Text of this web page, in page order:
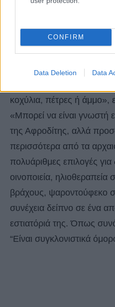
CONFIRM
Data Deletion Data
«αναδείχθηκε νικήτρια
επισκέπτες
τα γραφικά χωριά, τις
δεκάδες ειδυλλιακές
κοχύλια, πέτρες ή άμμο»,
«Μπορεί να είναι γνωστή
της Αφροδίτης, αλλά
περισσότερα από τα
πολυάριθμες επιλογές
οινοποιεία, ηλιοθεραπεία
βράχους, ψαροντούφεκο
συνέχεια δείπνο σε ένα
εστιατόριά της. Όπως
“Είναι συγκλονιστικά